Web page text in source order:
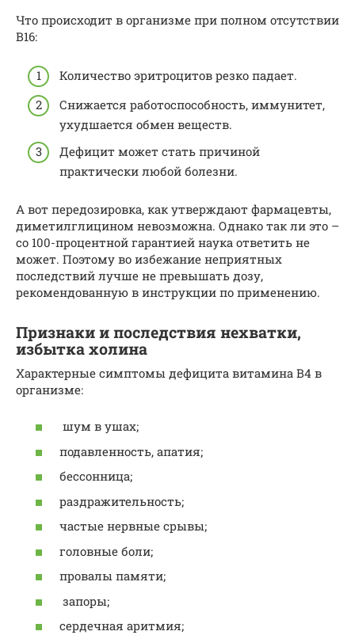
Что происходит в организме при полном отсутствии
В16:
Количество эритроцитов резко падает.
Снижается работоспособность, иммунитет,
ухудшается обмен веществ.
Дефицит может стать причиной
практически любой болезни.
А вот передозировка, как утверждают фармацевты,
диметилглицином невозможна. Однако так ли это –
со 100-процентной гарантией наука ответить не
может. Поэтому во избежание неприятных
последствий лучше не превышать дозу,
рекомендованную в инструкции по применению.
Признаки и последствия нехватки,
избытка холина
Характерные симптомы дефицита витамина В4 в
организме:
шум в ушах;
подавленность, апатия;
бессонница;
раздражительность;
частые нервные срывы;
головные боли;
провалы памяти;
запоры;
сердечная аритмия;